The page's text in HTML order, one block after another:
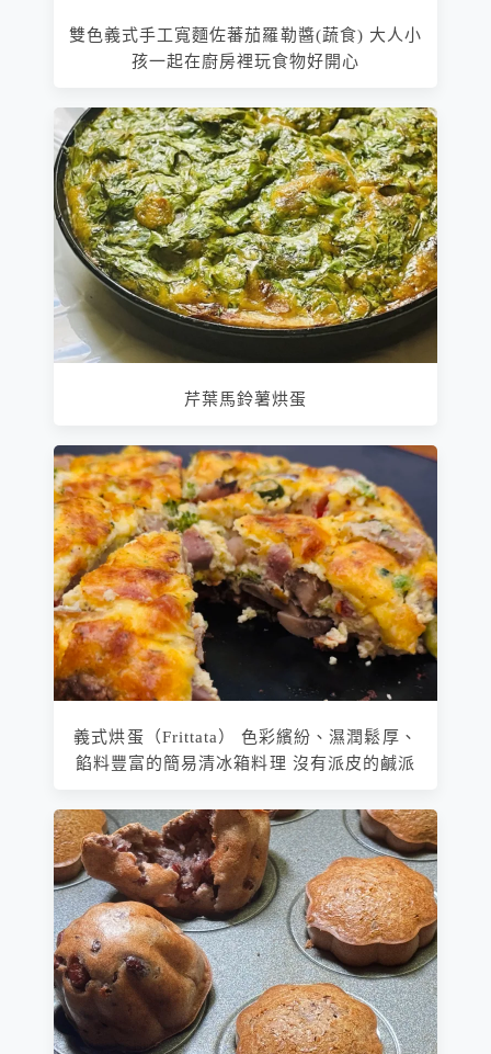
雙色義式手工寬麵佐蕃茄羅勒醬(蔬食) 大人小
孩一起在廚房裡玩食物好開心
芹葉馬鈴薯烘蛋
義式烘蛋（Frittata） 色彩繽紛、濕潤鬆厚、
餡料豐富的簡易清冰箱料理 沒有派皮的鹹派